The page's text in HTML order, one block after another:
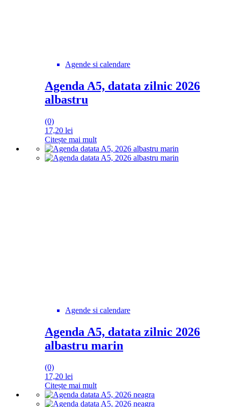
Agende si calendare
Agenda A5, datata zilnic 2026
albastru
(0)
17,20 lei
Citește mai mult
Agende si calendare
Agenda A5, datata zilnic 2026
albastru marin
(0)
17,20 lei
Citește mai mult